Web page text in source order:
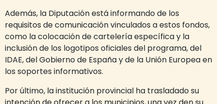
Además, la Diputación está informando de los
requisitos de comunicación vinculados a estos fondos,
como la colocación de cartelería específica y la
inclusión de los logotipos oficiales del programa, del
IDAE, del Gobierno de España y de la Unión Europea en
los soportes informativos.
Por último, la institución provincial ha trasladado su